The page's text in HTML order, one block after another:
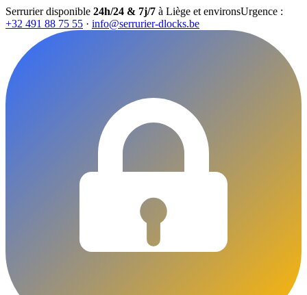
Serrurier disponible 24h/24 & 7j/7 à Liège et environsUrgence :
+32 491 88 75 55 · info@serrurier-dlocks.be